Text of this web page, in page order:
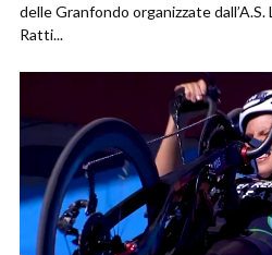
delle Granfondo organizzate
Ratti...